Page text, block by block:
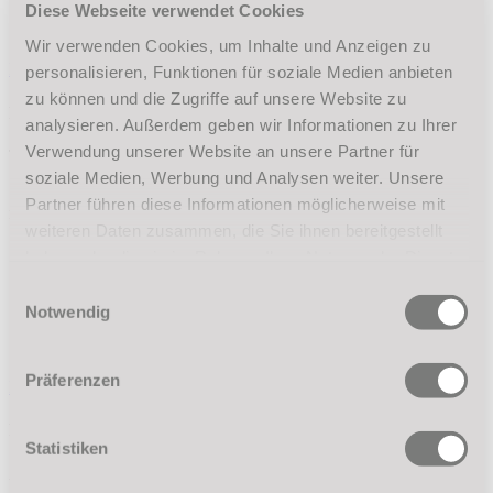
Diese Webseite verwendet Cookies
Wir verwenden Cookies, um Inhalte und Anzeigen zu
personalisieren, Funktionen für soziale Medien anbieten
zu können und die Zugriffe auf unsere Website zu
analysieren. Außerdem geben wir Informationen zu Ihrer
Verwendung unserer Website an unsere Partner für
soziale Medien, Werbung und Analysen weiter. Unsere
Partner führen diese Informationen möglicherweise mit
Notwendig
Präferenzen
Statistiken
Profil, Getränkebestellung etc.)
Kursauswahl weiter unten
FLEX+ (3 Kurse oder mehr pro Woche)
Tanzfitness
monatlicher Beitrag
App-Zugang (Vorab-Check-In, Stundenpläne, persönliches
Kursauswahl weiter unten